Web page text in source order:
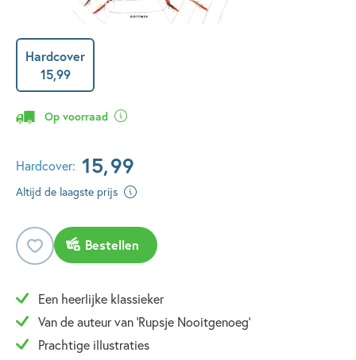
Hardcover
15,99
Op voorraad
Hardcover: 15,99
Altijd de laagste prijs
Bestellen
Een heerlijke klassieker
Van de auteur van 'Rupsje Nooitgenoeg'
Prachtige illustraties